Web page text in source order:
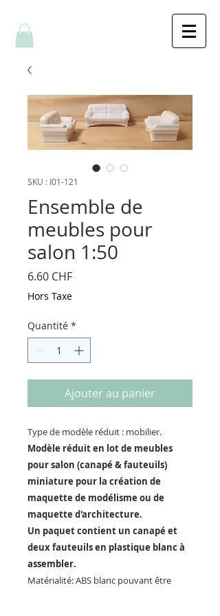
SKU : I01-121
Ensemble de
meubles pour
salon 1:50
6.60 CHFPrix
Hors Taxe
Quantité *
Ajouter au panier
Type de modèle réduit : mobilier.
Modèle réduit en lot de meubles
pour salon (canapé & fauteuils)
miniature pour la création de
maquette de modélisme ou de
maquette d'architecture.
Un paquet contient un canapé et
deux fauteuils en plastique blanc à
assembler.
Matérialité: ABS blanc pouvant être